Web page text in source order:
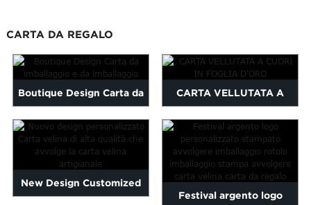
Croatian
Finnish
Hebrew
Igbo
Khmer
CARTA DA REGALO
Boutique Design Carta da
imballaggio e da
imballaggio
CARTA VELLUTATA A
CUORI IN FOGLIA D'ORO
New Design Customized
Festival argento logo